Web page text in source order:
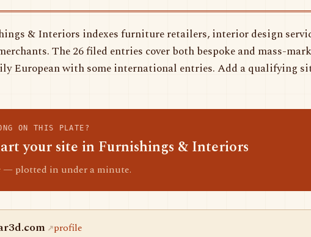
& Interiors indexes furniture retailers, interior design
The 26 filed entries cover both bespoke and mass-
European with some international entries. Add a qualifying
ON THIS PLATE?
your site in Furnishings & Interiors
— plotted in under a minute.
profile